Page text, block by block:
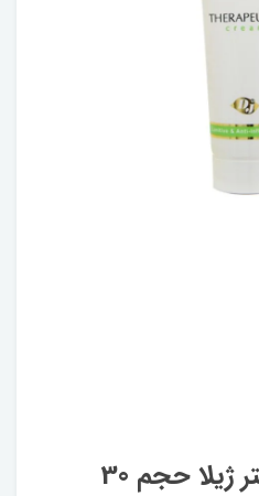
کرم ترمیم‌کننده دکتر ژیلا حجم 30